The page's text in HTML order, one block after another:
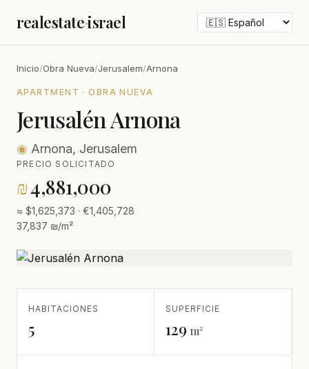
realestate·israel
Inicio/Obra Nueva/Jerusalem/Arnona
APARTMENT · OBRA NUEVA
Jerusalén Arnona
◉ Arnona, Jerusalem
PRECIO SOLICITADO
₪4,881,000
≈ $1,625,373 · €1,405,728
37,837 ₪/m²
HABITACIONES
5
SUPERFICIE
129 m²